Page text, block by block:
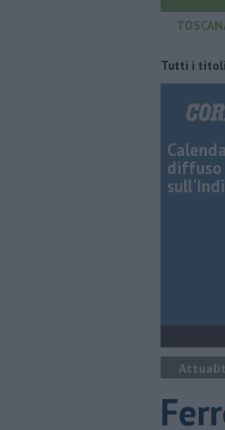
Tutti i
Il grande
diffuso